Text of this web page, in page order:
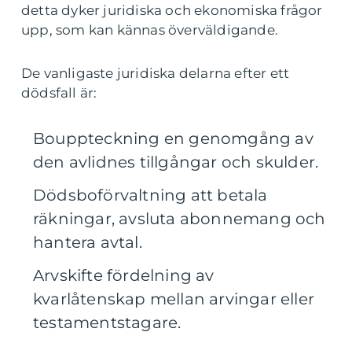
detta dyker juridiska och ekonomiska frågor
upp, som kan kännas överväldigande.
De vanligaste juridiska delarna efter ett
dödsfall är:
Bouppteckning en genomgång av
den avlidnes tillgångar och skulder.
Dödsboförvaltning att betala
räkningar, avsluta abonnemang och
hantera avtal.
Arvskifte fördelning av
kvarlåtenskap mellan arvingar eller
testamentstagare.